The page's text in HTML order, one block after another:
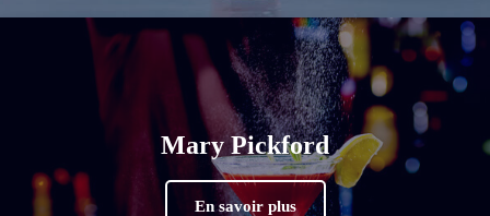
Mary Pickford
En savoir plus